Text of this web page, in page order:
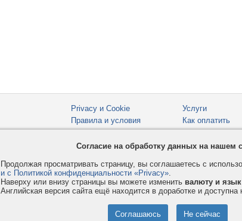
Privacy и Cookie
Правила и условия
Услуги
Как оплатить
Согласие на обработку данных на нашем
Продолжая просматривать страницу, вы соглашаетесь с
и с Политикой конфиденциальности «Privacy».
Наверху или внизу страницы вы можете изменить валюту и язык
Английская версия сайта ещё находится в доработке и доступна